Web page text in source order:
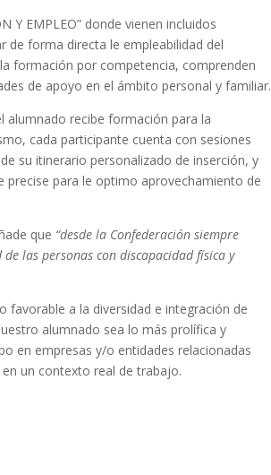
Y EMPLEO” donde vienen incluidos
de forma directa le empleabilidad del
formación por competencia, comprenden
de apoyo en el ámbito personal y familiar.
alumnado recibe formación para la
cada participante cuenta con sesiones
su itinerario personalizado de inserción, y
precise para le optimo aprovechamiento de
que “desde la Confederación siempre
las personas con discapacidad física y
a la diversidad e integración de
alumnado sea lo más prolífica y
en empresas y/o entidades relacionadas
un contexto real de trabajo.